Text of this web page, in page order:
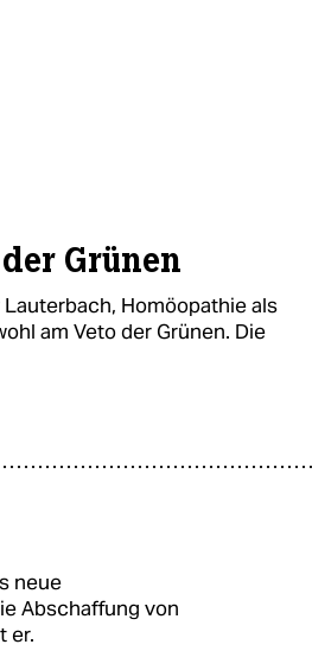
Grünen
Homöopathie als
am Veto der Grünen. Die
neue
Abschaffung von
er.